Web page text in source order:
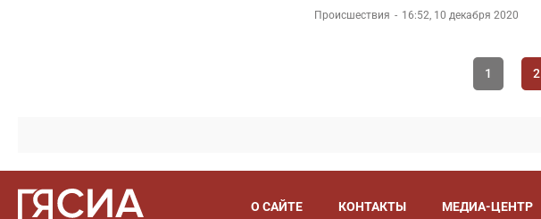
Происшествия 16:52, 10 декабря 2020
1 2
О САЙТЕ КОНТАКТЫ МЕДИА-ЦЕНТР